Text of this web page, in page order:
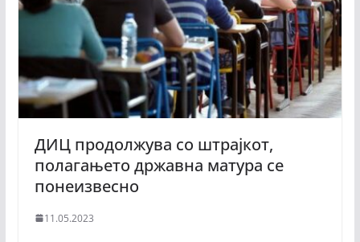
ДИЦ продолжува со штрајкот,
полагањето државна матура се
понеизвесно
11.05.2023